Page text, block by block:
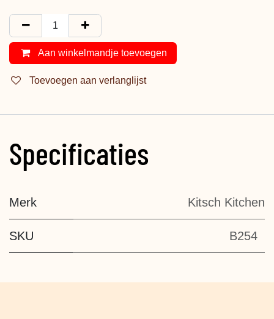
Aan winkelmandje toevoegen
Toevoegen aan verlanglijst
Specificaties
Merk Kitsch Kitchen
SKU B254